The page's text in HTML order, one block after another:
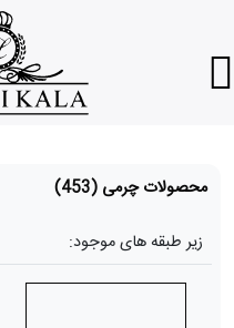
محصولات چرمی (453)
زیر طبقه های موجود: